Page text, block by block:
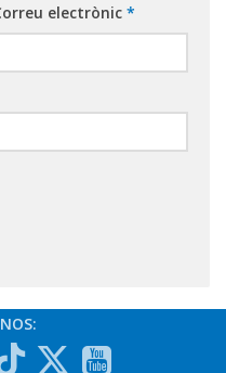
electrònic *